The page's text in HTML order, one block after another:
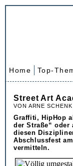
Home Top-
Street Art
VON ARNE
Graffiti, HipHop
der Straße“
diesen
Abschlussfest
vermitteln.